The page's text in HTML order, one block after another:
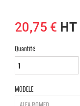
20,75 € HT
Quantité
MODELE